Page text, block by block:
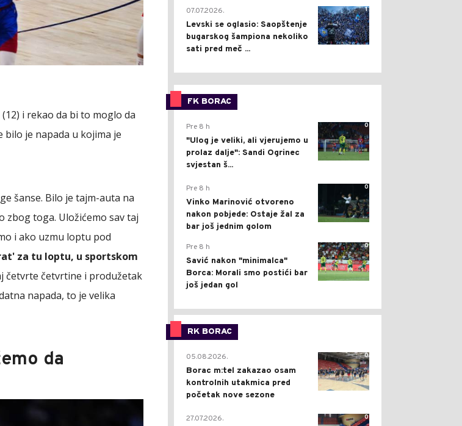
i rekao da bi to moglo da
je napada u kojima je
šanse. Bilo je tajm-auta na
zbog toga. Uložićemo sav taj
i ako uzmu loptu pod
za tu loptu, u sportskom
četvrte četvrtine i produžetak
napada, to je velika
da
1
07.07.2026.
Levski se oglasio: Saopštenje
bugarskog šampiona nekoliko
sati pred meč ...
FK BORAC
0
Pre 8 h
"Ulog je veliki, ali vjerujemo u
prolaz dalje": Sandi Ogrinec
svjestan š...
0
Pre 8 h
Vinko Marinović otvoreno
nakon pobjede: Ostaje žal za
bar još jednim golom
0
Pre 8 h
Savić nakon "minimalca"
Borca: Morali smo postići bar
još jedan gol
RK BORAC
0
05.08.2026.
Borac m:tel zakazao osam
kontrolnih utakmica pred
početak nove sezone
0
27.07.2026.